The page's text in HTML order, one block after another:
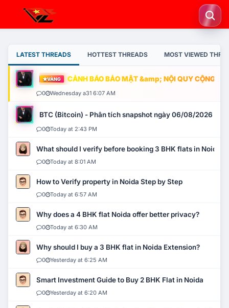
LATEST THREADS HOTTEST THREADS MOST VIEWED
VÀNG CẢNH BÁO BẢO MẬT &amp; NỘI QUY CỘNG
0 Wednesday a31 6:07 AM
BTC (Bitcoin) - Phân tích snapshot ngày 06/08/2026
0 Today at 2:43 PM
What should I verify before booking 3 BHK flats in Noida?
0 Today at 8:01 AM
How to Verify property in Noida Step by Step
0 Today at 6:57 AM
Why does a 4 BHK flat Noida offer better privacy?
0 Today at 6:30 AM
Why should I buy a 3 BHK flat in Noida Extension?
0 Yesterday at 6:25 AM
Smart Investment Guide to Buy 2 BHK Flat in Noida
0 Yesterday at 6:20 AM